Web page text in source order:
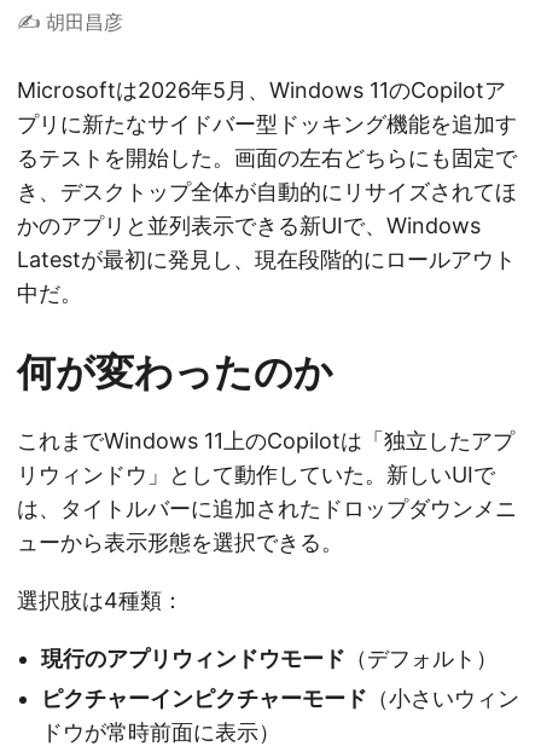
✍️ 胡田昌彦
Microsoftは2026年5月、Windows 11のCopilotア
プリに新たなサイドバー型ドッキング機能を追加す
るテストを開始した。画面の左右どちらにも固定で
き、デスクトップ全体が自動的にリサイズされてほ
かのアプリと並列表示できる新UIで、Windows
Latestが最初に発見し、現在段階的にロールアウト
中だ。
何が変わったのか
これまでWindows 11上のCopilotは「独立したアプ
リウィンドウ」として動作していた。新しいUIで
は、タイトルバーに追加されたドロップダウンメニ
ューから表示形態を選択できる。
選択肢は4種類：
現行のアプリウィンドウモード （デフォルト）
ピクチャーインピクチャーモード （小さいウィン
ドウが常時前面に表示）